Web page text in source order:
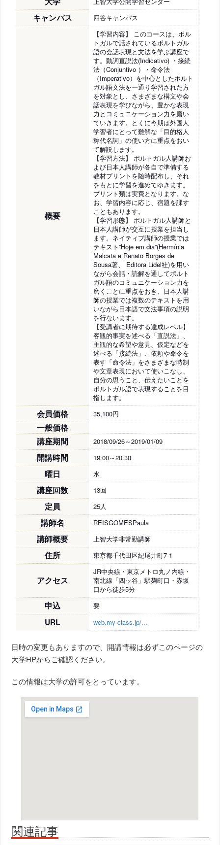
キャンパス 四谷キャンパス
概要
【学習内容】 このコースは、ポル
トガルで話されているポルトガル
語の会話表現と文法を学ぶ講座で
す。動詞直説法(Indicativo) ・接続
法（Conjuntivo ）・命令法
（Imperativo）を中心としたポルト
ガル語文法を一通り学習された方
を対象とし、さまざまな構文や会
話表現を学びながら、豊かな表現
力とコミュニケーション力を磨い
ていきます。とくに今期は外国人
学習者にとって難解な「目的格人
称代名詞」の使い方に重点をおい
て解説します。
【学習方法】 ポルトガル人講師お
よび日本人講師が各自で準備する
教材プリントを随時配布し、それ
をもとに学習を進めてゆきます。
プリント類は実費となります。な
お、学習内容に応じ、宿題を課す
こともあります。
【学習形態】 ポルトガル人講師と
日本人講師が交互に授業を担当し
ます。ネイティブ講師の授業では
テキスト”Hoje em dia”(Hermínia
Malcata e Renato Borges de
Sousa著、 Editora Lidel社)を用い
ながら会話・読解を通してポルト
ガル語のコミュニケーション力を
磨くことに重点をおき、日本人講
師の授業では複数のテキストを用
いながら日本語で文法事項の説明
を行ないます。
【受講者に期待する達成レベル】
客観的事実を述べる「直説法」、
主観的な希望や意見、仮定などを
述べる「接続法」、依頼や命令を
表す「命令法」をさまざまな時制
や文章表現において使いこなし、
自分の思うこと、伝えたいことを
ポルトガル語で表現することを目
指します。
会員価格 35,100円
一般価格
講座期間
2018/09/26～2019/01/09
開講時間 19:00～20:30
曜日 水
講座回数 13回
定員 25人
講師名 REISGOMESPaula
講師概要 上智大学非常勤講師
住所 東京都千代田区紀尾井町7-1
アクセス
JR中央線・東京メトロ丸ノ内線・
南北線「四ッ谷」駅麹町口・赤坂
口から徒歩5分
申込 要
URL web.my-class.jp/...
日時の変更もありますので、開講情報は必ずこのページの
大学HPからご確認ください。
この情報は大学の許可をとっています。
関連記事